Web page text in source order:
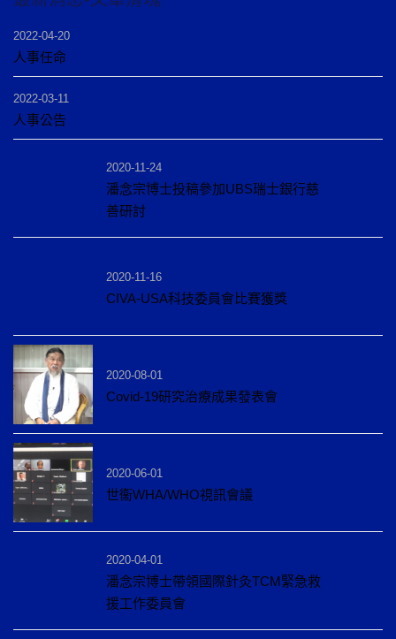
2022-04-20
人事任命
2022-03-11
人事公告
2020-11-24
潘念宗博士投稿參加UBS瑞士銀行慈
善研討
2020-11-16
CIVA-USA科技委員會比賽獲獎
2020-08-01
Covid-19研究治療成果發表會
2020-06-01
世衞WHA/WHO視訊會議
2020-04-01
潘念宗博士帶領國際針灸TCM緊急救
援工作委員會